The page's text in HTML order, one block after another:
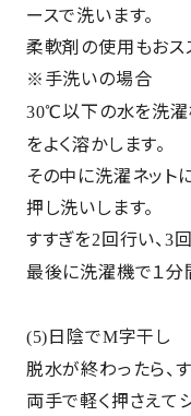
ースで洗います。
柔軟剤の使用もおス
※ 手洗いの場合
30℃以下の水を洗
をよく溶かします。
その中に洗濯ネット
押し洗いします。
すすぎを2回行い、3
最後に洗濯機で１分
(5)日陰でM字干し
脱水が終わったら、
両手で軽く押さえて